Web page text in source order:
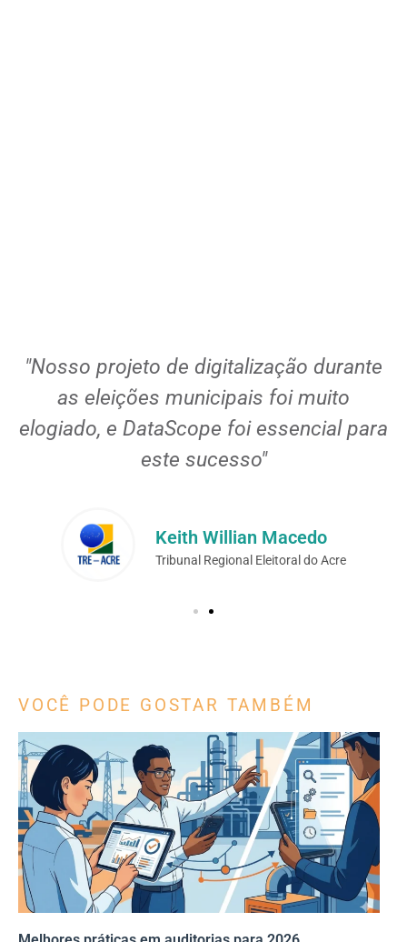
"Nosso projeto de digitalização durante
as eleições municipais foi muito
elogiado, e DataScope foi essencial para
este sucesso"
Keith Willian Macedo
Tribunal Regional Eleitoral do Acre
VOCÊ PODE GOSTAR TAMBÉM